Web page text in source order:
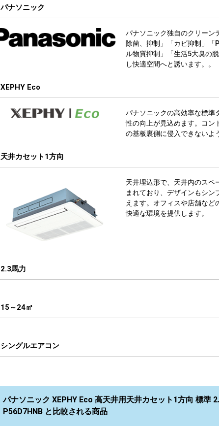
パナソニック
パナソニック独自のクリーン
除菌、抑制」「カビ抑制」「
ル物質抑制」「生活5大臭の
し快適空間へと誘います。。
XEPHY Eco
パナソニックの高効率な標準
性の向上が見込めます。コン
の基板裏側に侵入できないよ
天井カセット1方向
天井埋込形で、天井内のスペ
まれており、デザインもシ
えます。オフィスや店舗など
快適な環境を提供します。
2.3馬力
15～24㎡
シングルエアコン
パナソニック XEPHY Eco 高天井用天井カセット1方向 標準
P56D7HNB と比較される商品